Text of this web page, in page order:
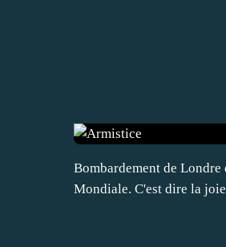
Bombardement de
Mondiale. C'est dire la